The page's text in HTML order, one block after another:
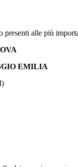
presenti alle più
EMILIA